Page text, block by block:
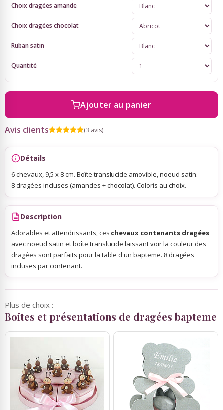
Sky Lanterns
Choix dragées amande
Choix dragées chocolat
Ruban satin
Quantité
Ajouter au panier
Avis clients (3 avis)
Détails
6 chevaux, 9,5 x 8 cm. Boîte translucide amovible, noeud satin.
8 dragées incluses (amandes + chocolat). Coloris au choix.
Description
Adorables et attendrissants, ces chevaux contenants dragées
avec noeud satin et boîte translucide laissant voir la couleur des
dragées sont parfaits pour la table d'un bapteme. 8 dragées
incluses par contenant.
Plus de choix :
Boites et présentations de dragées bapteme